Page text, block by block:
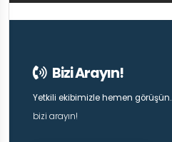
Bizi Arayın!
Yetkili ekibimizle hemen görüşün.
bizi arayın!